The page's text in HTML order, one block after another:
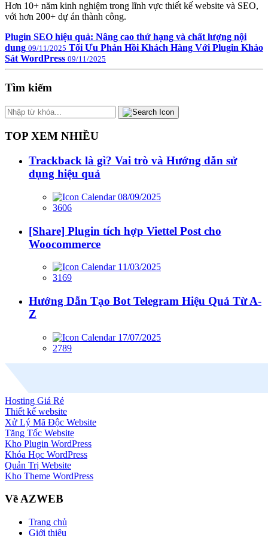
Hơn 10+ năm kinh nghiệm trong lĩnh vực thiết kế website và SEO,
với hơn 200+ dự án thành công.
Plugin SEO hiệu quả: Nâng cao thứ hạng và chất lượng nội
dung 09/11/2025 Tối Ưu Phản Hồi Khách Hàng Với Plugin Khảo
Sát WordPress 09/11/2025
Tìm kiếm
TOP XEM NHIỀU
Trackback là gì? Vai trò và Hướng dẫn sử
dụng hiệu quả
08/09/2025
3606
[Share] Plugin tích hợp Viettel Post cho
Woocommerce
11/03/2025
3169
Hướng Dẫn Tạo Bot Telegram Hiệu Quả Từ A-
Z
17/07/2025
2789
Hosting Giá Rẻ
Thiết kế website
Xử Lý Mã Độc Website
Tăng Tốc Website
Kho Plugin WordPress
Khóa Học WordPress
Quản Trị Website
Kho Theme WordPress
Về AZWEB
Trang chủ
Giới thiệu